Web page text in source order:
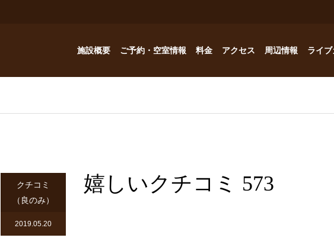
施設概要
ドッグハウス
ご予約・空室情報 料金 アクセス 周辺情報
中林工務店
ライ
クチコミ
（良のみ）
2019.05.20
嬉しいクチコミ 573